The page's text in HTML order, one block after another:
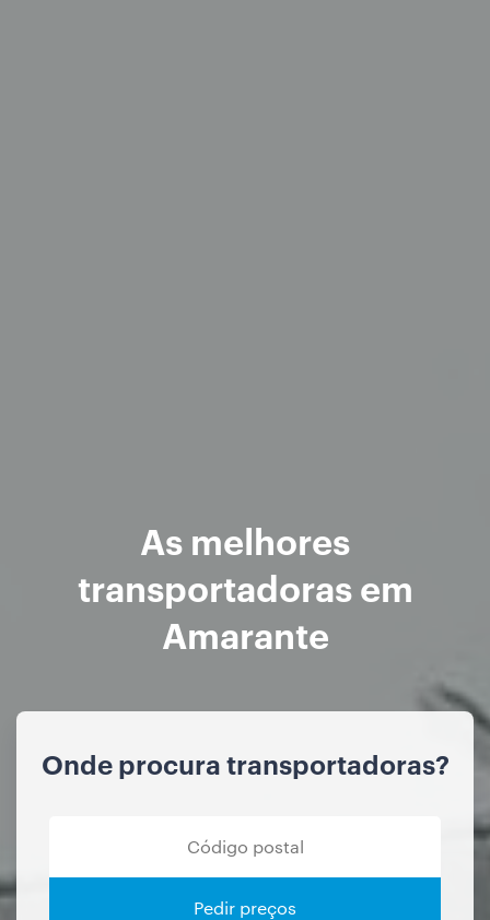
As melhores
transportadoras em
Amarante
Onde procura transportadoras?
Pedir preços